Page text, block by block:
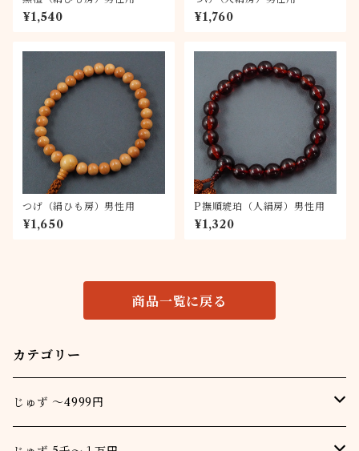
¥1,540 ¥1,760
つげ（絹ひも房）男性用
¥1,650
P撫順琥珀（人絹房）男性用
¥1,320
商品一覧に戻る
カテゴリー
じゅず ～4999円